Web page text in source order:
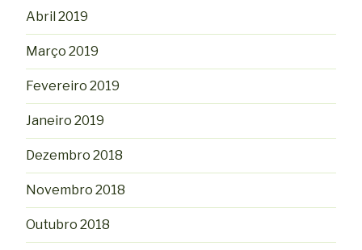
Abril 2019
Março 2019
Fevereiro 2019
Janeiro 2019
Dezembro 2018
Novembro 2018
Outubro 2018